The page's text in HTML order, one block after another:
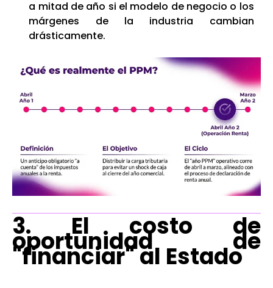
a mitad de año si el modelo de negocio o los
márgenes de la industria cambian
drásticamente.
3. El costo de
oportunidad de
"financiar" al Estado